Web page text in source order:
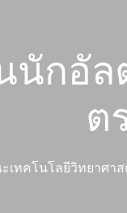
นนักอั
ต
เทคโนโลยีวิทยาศา